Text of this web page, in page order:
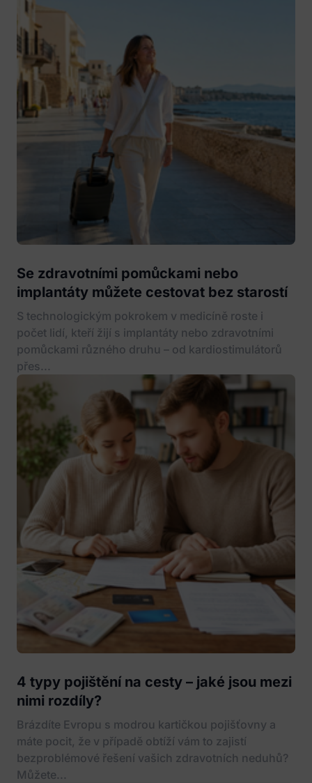
Se zdravotními pomůckami nebo
implantáty můžete cestovat bez starostí
S technologickým pokrokem v medicíně roste i
počet lidí, kteří žijí s implantáty nebo zdravotními
pomůckami různého druhu – od kardiostimulátorů
přes...
4 typy pojištění na cesty – jaké jsou mezi
nimi rozdíly?
Brázdíte Evropu s modrou kartičkou pojišťovny a
máte pocit, že v případě obtíží vám to zajistí
bezproblémové řešení vašich zdravotních neduhů?
Můžete...